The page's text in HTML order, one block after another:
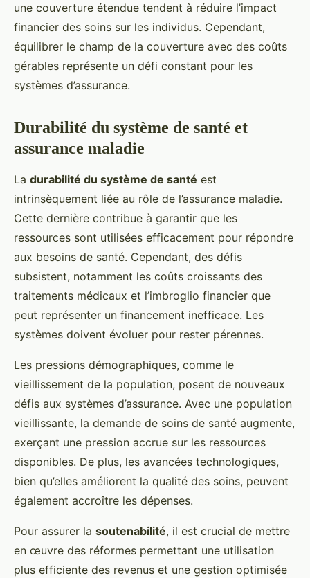
une couverture étendue tendent à réduire l’impact
financier des soins sur les individus. Cependant,
équilibrer le champ de la couverture avec des coûts
gérables représente un défi constant pour les
systèmes d’assurance.
Durabilité du système de santé et
assurance maladie
La durabilité du système de santé est
intrinsèquement liée au rôle de l’assurance maladie.
Cette dernière contribue à garantir que les
ressources sont utilisées efficacement pour répondre
aux besoins de santé. Cependant, des défis
subsistent, notamment les coûts croissants des
traitements médicaux et l’imbroglio financier que
peut représenter un financement inefficace. Les
systèmes doivent évoluer pour rester pérennes.
Les pressions démographiques, comme le
vieillissement de la population, posent de nouveaux
défis aux systèmes d’assurance. Avec une population
vieillissante, la demande de soins de santé augmente,
exerçant une pression accrue sur les ressources
disponibles. De plus, les avancées technologiques,
bien qu’elles améliorent la qualité des soins, peuvent
également accroître les dépenses.
Pour assurer la soutenabilité, il est crucial de mettre
en œuvre des réformes permettant une utilisation
plus efficiente des revenus et une gestion optimisée